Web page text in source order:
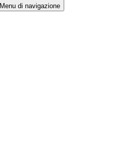
Menu di navigazione